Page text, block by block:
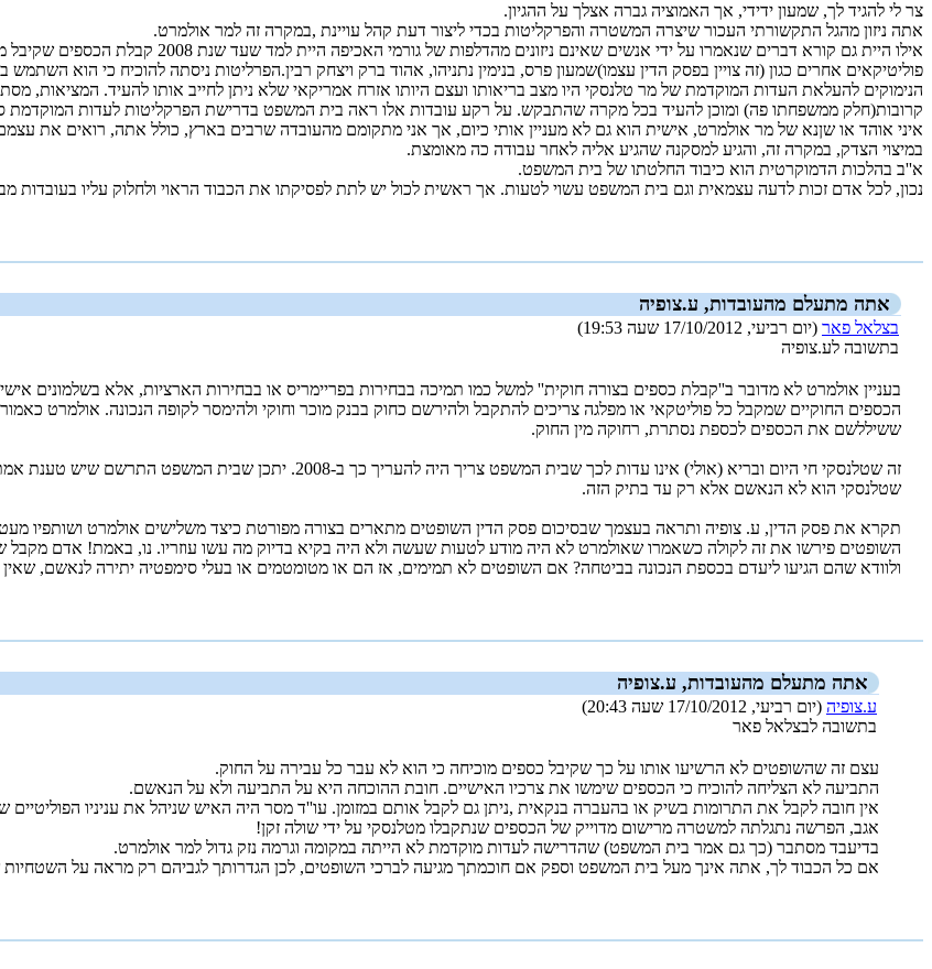
צר לי להגיד לך, שמעון ידידי, אך האמוציה גברה אצלך על ההגיון.
אתה ניזון מהגל התקשורתי העכור שיצרה המשטרה והפרקליטות בכדי ליצור דעת קהל עויינת ,במקרה זה למר אולמרט.
אילו היית גם קורא דברים שנאמרו על ידי אנשים
פוליטיקאים אחרים כגון (זה צויין בפסק הדין עצמו)שמעון פרס, בנימין נתניהו, אהוד ברק ויצחק רבין.הפרליטות ניסתה להוכיח כי הוא
הנימוקים להעלאת העדות המוקדמת של מר טלנסקי היו מצב בריאותו ועצם היותו אזרח אמריקאי שלא ניתן לחייב אותו להעיד. המציאות,
קרובות(חלק ממשפחתו פה) ומוכן להעיד בכל מקרה שהתבקש. על רקע עובדות אלו ראה בית המשפט בדרישת הפרקליטות לעדות המוקדמת
איני אוהד או שןנא של מר אולמרט, אישית הוא גם לא מעניין אותי כיום, אך אני מתקומם מהעובדה שרבים בארץ, כולל אתה, רואים את
במיצוי הצדק, במקרה זה, והגיע למסקנה שהגיע אליה לאחר עבודה כה מאומצת.
א''ב בהלכות הדמוקרטית הוא כיבוד החלטתו של בית המשפט.
נכון, לכל אדם זכות לדעה עצמאית וגם בית המשפט עשוי לטעות. אך ראשית לכול יש לתת לפסיקתו את הכבוד הראוי ולחלוק עליו בעובדות
אתה מתעלם מהעובדות, ע.צופיה
בצלאל פאר (יום רביעי, 17/10/2012 שעה 19:53)
בתשובה לע.צופיה
בעניין אולמרט לא מדובר ב''קבלת כספים בצורה חוקית'' למשל כמו תמיכה בבחירות בפריימריס או בבחירות הארציות, אלא בשלמונים
הכספים החוקיים שמקבל כל פוליטקאי או מפלגה צריכים להתקבל ולהירשם כחוק בבנק מוכר וחוקי ולהימסר לקופה הנכונה. אולמרט
ששיללשם את הכספים לכספת נסתרת, רחוקה מין החוק.
זה שטלנסקי חי היום ובריא (אולי) אינו עדות לכך שבית המשפט צריך
שטלנסקי הוא לא הנאשם אלא רק עד בתיק הזה.
תקרא את פסק הדין, ע. צופיה ותראה בעצמך שבסיכום פסק הדין השופטים מתארים בצורה מפורטת כיצד משלישים אולמרט ושותפיו
השופטים פירשו את זה לקולה כשאמרו שאולמרט לא היה מודע לטעות שעשה ולא היה בקיא בדיוק מה עשו עוזריו. נו, באמת! אדם
ולוודא שהם הגיעו ליעדם בכספת הנכונה בביטחה? אם השופטים לא תמימים, אז הם או מטומטמים או בעלי סימפטיה יתירה לנאשם, שאין
אתה מתעלם מהעובדות, ע.צופיה
ע.צופיה (יום רביעי, 17/10/2012 שעה 20:43)
בתשובה לבצלאל פאר
עצם זה שהשופטים לא הרשיעו אותו על כך שקיבל כספים מוכיחה כי הוא לא עבר כל עבירה על החוק.
התביעה לא הצליחה להוכיח כי הכספים שימשו את צרכיו האישיים. חובת ההוכחה היא על התביעה ולא על הנאשם.
אין חובה לקבל את התרומות בשיק או בהעברה בנקאית ,ניתן גם לקבל אותם במזומן. עו''ד מסר היה האיש שניהל את עניניו הפוליטיים
אגב, הפרשה נתגלתה למשטרה מרישום מדוייק של הכספים שנתקבלו מטלנסקי על ידי שולה זקן!
בדיעבד מסתבר (כך גם אמר בית המשפט) שהדרישה לעדות מוקדמת לא הייתה במקומה וגרמה נזק גדול למר אולמרט.
אם כל הכבוד לך, אתה אינך מעל בית המשפט וספק אם חוכמתך מגיעה לברכי השופטים, לכן הגדרותך לגביהם רק מראה על